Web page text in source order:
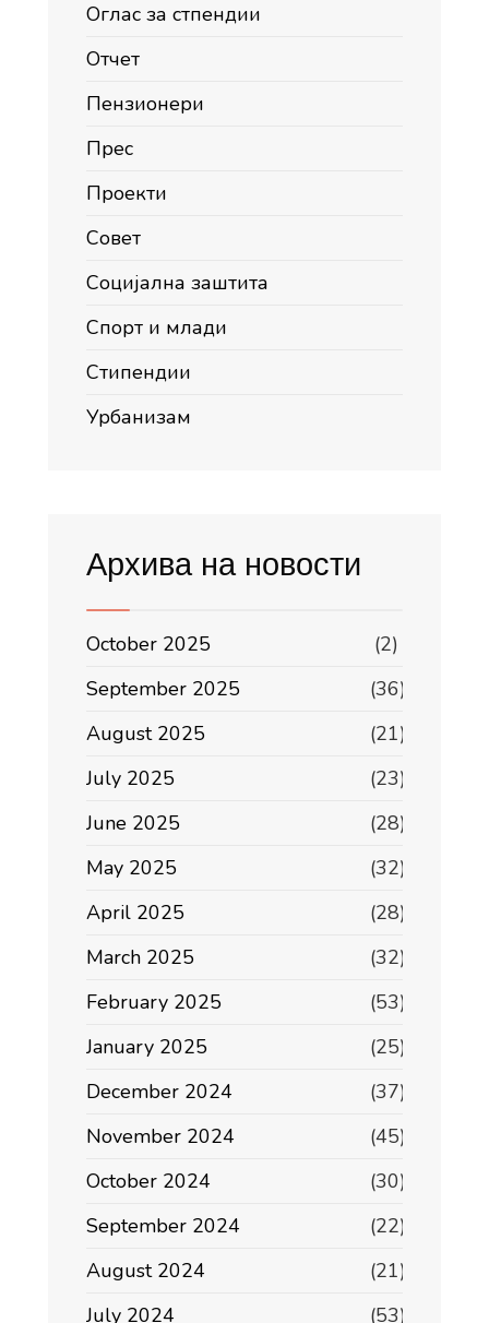
Оглас за стпендии
Отчет
Пензионери
Прес
Проекти
Совет
Социјална заштита
Спорт и млади
Стипендии
Урбанизам
Архива на новости
October 2025
(2)
September 2025
(36)
August 2025
(21)
July 2025
(23)
June 2025
(28)
May 2025
(32)
April 2025
(28)
March 2025
(32)
February 2025
(53)
January 2025
(25)
December 2024
(37)
November 2024
(45)
October 2024
(30)
September 2024
(22)
August 2024
(21)
July 2024
(53)